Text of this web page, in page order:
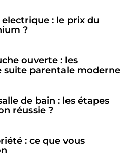
: le prix du
?
ouverte : les
suite parentale moderne
de bain : les étapes
réussie ?
: ce que vous